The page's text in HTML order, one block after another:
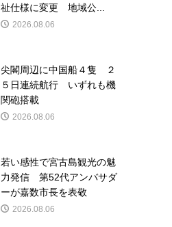
祉仕様に変更 地域公...
2026.08.06
尖閣周辺に中国船４隻 ２
５日連続航行 いずれも機
関砲搭載
2026.08.06
若い感性で宮古島観光の魅
力発信 第52代アンバサダ
ーが嘉数市長を表敬
2026.08.06